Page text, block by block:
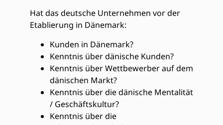
Hat das deutsche Unternehmen vor der
Etablierung in Dänemark:
Kunden in Dänemark?
Kenntnis über dänische Kunden?
Kenntnis über Wettbewerber auf dem
dänischen Markt?
Kenntnis über die dänische Mentalität
/ Geschäftskultur?
Kenntnis über die